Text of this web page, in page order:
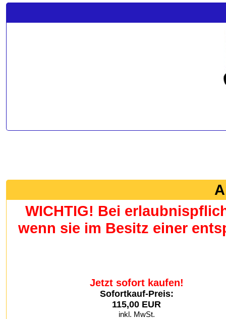
WICHTIG! Bei
wenn sie im Besitz einer
Jetzt sofort kaufen!
Sofortkauf-Preis:
115,00 EUR
inkl. MwSt.